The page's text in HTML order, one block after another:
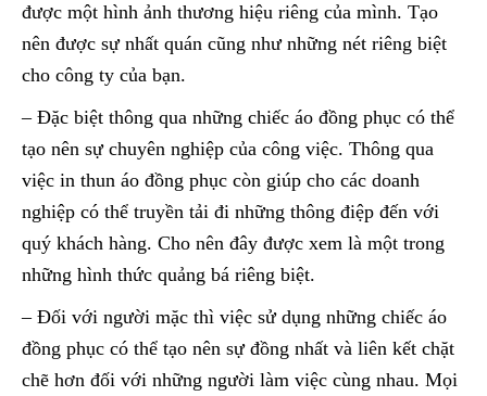
được một hình ảnh thương hiệu riêng của mình. Tạo
nên được sự nhất quán cũng như những nét riêng biệt
cho công ty của bạn.
– Đặc biệt thông qua những chiếc áo đồng phục có thể
tạo nên sự chuyên nghiệp của công việc. Thông qua
việc in thun áo đồng phục còn giúp cho các doanh
nghiệp có thể truyền tải đi những thông điệp đến với
quý khách hàng. Cho nên đây được xem là một trong
những hình thức quảng bá riêng biệt.
– Đối với người mặc thì việc sử dụng những chiếc áo
đồng phục có thể tạo nên sự đồng nhất và liên kết chặt
chẽ hơn đối với những người làm việc cùng nhau. Mọi